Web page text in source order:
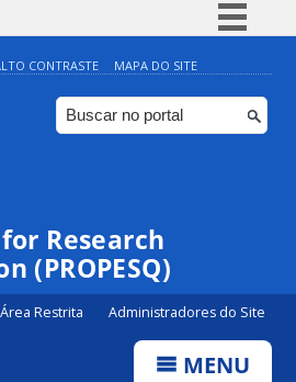
Simplifique!
Comunica BR
Participe
Canais
CONTRASTE MAPA DO SITE
Research
(PROPESQ)
Área Restrita Administradores do Site
MENU